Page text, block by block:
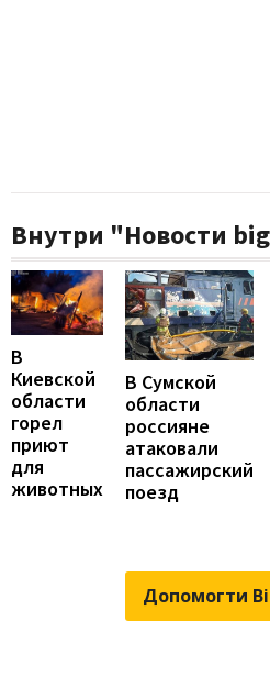
Внутри "Новости
В
Киевской
области
горел
приют
для
животных
В Сумской
области
россияне
атаковали
пассажирский
поезд
Допомогти